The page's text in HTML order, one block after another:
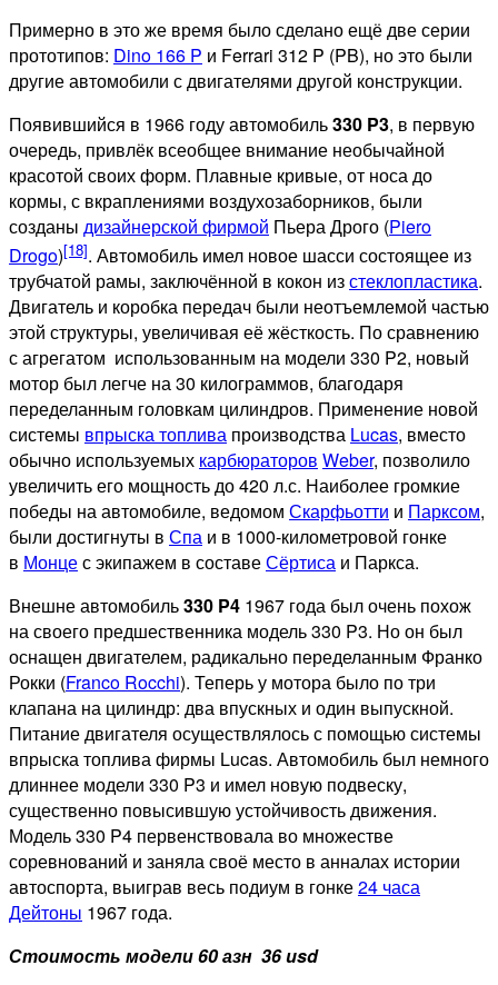
Примерно в это же время было сделано ещё две серии
прототипов: Dino 166 P и Ferrari 312 P (PB), но это были
другие автомобили с двигателями другой конструкции.
Появившийся в 1966 году автомобиль330 P3, в первую
очередь, привлёк всеобщее внимание необычайной
красотой своих форм. Плавные кривые, от носа до
кормы, с вкраплениями воздухозаборников, были
созданы дизайнерской фирмой Пьера Дрого (Piero
Drogo)[18]. Автомобиль имел новое шасси состоящее из
трубчатой рамы, заключённой в кокон изстеклопластика.
Двигатель и коробка передач были неотъемлемой частью
этой структуры, увеличивая её жёсткость. По сравнению
с агрегатом использованным на модели 330 P2, новый
мотор был легче на 30 килограммов, благодаря
переделанным головкам цилиндров. Применение новой
системы впрыска топлива производства Lucas, вместо
обычно используемых карбюраторов Weber, позволило
увеличить его мощность до 420 л.с. Наиболее громкие
победы на автомобиле, ведомом Скарфьотти и Парксом,
были достигнуты в Спа и в 1000-километровой гонке
в Монцес экипажем в составеСёртиса и Паркса.
Внешне автомобиль330 P4 1967 года был очень похож
на своего предшественника модель 330 P3. Но он был
оснащен двигателем, радикально переделанным Франко
Рокки (Franco Rocchi). Теперь у мотора было по три
клапана на цилиндр: два впускных и один выпускной.
Питание двигателя осуществлялось с помощью системы
впрыска топлива фирмы Lucas. Автомобиль был немного
длиннее модели 330 P3 и имел новую подвеску,
существенно повысившую устойчивость движения.
Модель 330 P4 первенствовала во множестве
соревнований и заняла своё место в анналах истории
автоспорта, выиграв весь подиум в гонке24 часа
Дейтоны 1967 года.
Стоимость модели 60 азн 36 usd